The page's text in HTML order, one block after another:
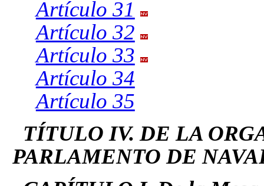
Artículo 31
Artículo 32
Artículo 33
Artículo 34
Artículo 35
TÍTULO IV. DE LA
PARLAMENTO DE